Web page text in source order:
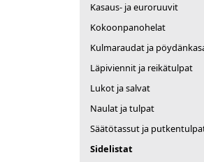
Kasaus- ja euroruuvit
Kokoonpanohelat
Kulmaraudat ja
Läpiviennit ja reikätulpat
Lukot ja salvat
Naulat ja tulpat
Säätötassut ja
Sidelistat